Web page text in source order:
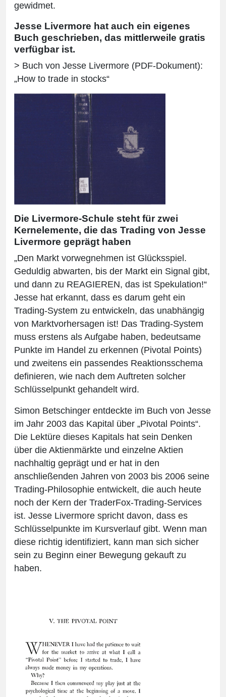
gewidmet.
Jesse Livermore hat auch ein eigenes
Buch geschrieben, das mittlerweile gratis
verfügbar ist.
> Buch von Jesse Livermore (PDF-Dokument):
„How to trade in stocks“
Die Livermore-Schule steht für zwei
Kernelemente, die das Trading von Jesse
Livermore geprägt haben
„Den Markt vorwegnehmen ist Glücksspiel.
Geduldig abwarten, bis der Markt ein Signal gibt,
und dann zu REAGIEREN, das ist Spekulation!“
Jesse hat erkannt, dass es darum geht ein
Trading-System zu entwickeln, das unabhängig
von Marktvorhersagen ist! Das Trading-System
muss erstens als Aufgabe haben, bedeutsame
Punkte im Handel zu erkennen (Pivotal Points)
und zweitens ein passendes Reaktionsschema
definieren, wie nach dem Auftreten solcher
Schlüsselpunkt gehandelt wird.
Simon Betschinger entdeckte im Buch von Jesse
im Jahr 2003 das Kapital über „Pivotal Points“.
Die Lektüre dieses Kapitals hat sein Denken
über die Aktienmärkte und einzelne Aktien
nachhaltig geprägt und er hat in den
anschließenden Jahren von 2003 bis 2006 seine
Trading-Philosophie entwickelt, die auch heute
noch der Kern der TraderFox-Trading-Services
ist. Jesse Livermore spricht davon, dass es
Schlüsselpunkte im Kursverlauf gibt. Wenn man
diese richtig identifiziert, kann man sich sicher
sein zu Beginn einer Bewegung gekauft zu
haben.